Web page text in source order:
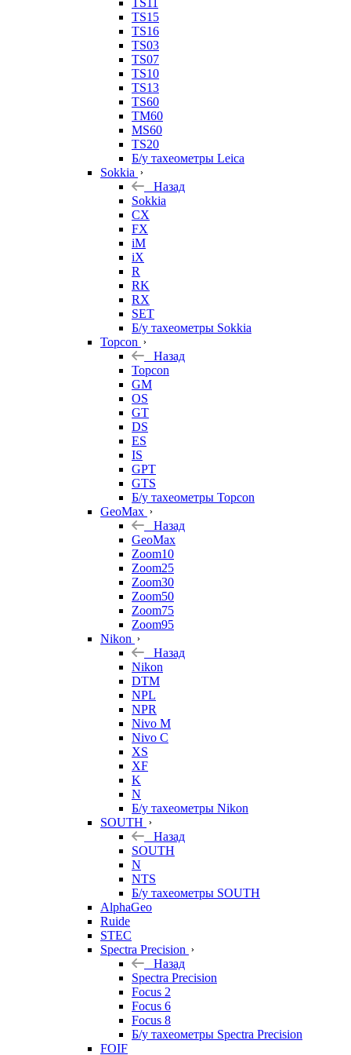
TS11
TS15
TS16
TS03
TS07
TS10
TS13
TS60
TM60
MS60
TS20
Б/у тахеометры Leica
Sokkia
Назад
Sokkia
CX
FX
iM
iX
R
RK
RX
SET
Б/у тахеометры Sokkia
Topcon
Назад
Topcon
GM
OS
GT
DS
ES
IS
GPT
GTS
Б/у тахеометры Topcon
GeoMax
Назад
GeoMax
Zoom10
Zoom25
Zoom30
Zoom50
Zoom75
Zoom95
Nikon
Назад
Nikon
DTM
NPL
NPR
Nivo M
Nivo C
XS
XF
K
N
Б/у тахеометры Nikon
SOUTH
Назад
SOUTH
N
NTS
Б/у тахеометры SOUTH
AlphaGeo
Ruide
STEC
Spectra Precision
Назад
Spectra Precision
Focus 2
Focus 6
Focus 8
Б/у тахеометры Spectra Precision
FOIF